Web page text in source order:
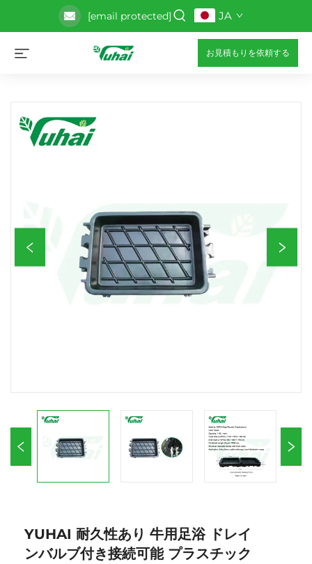
[email protected] JA
お見積もりを依頼する
YUHAI 耐久性あり 牛用足浴 ドレイ
ンバルブ付き接続可能 プラスチック